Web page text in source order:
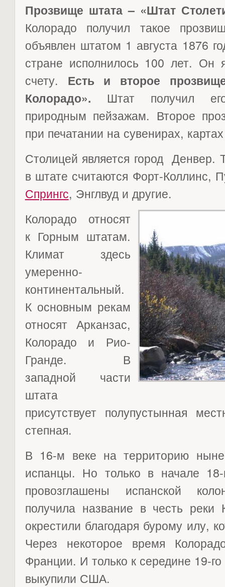
Прозвище штата – «Штат
Колорадо получил такое
объявлен штатом 1 августа 1876
стране исполнилось 100 лет. Он
счету. Есть и второе
Колорадо». Штат получил
природным пейзажам. Второе
при печатании на сувенирах,
Столицей является город Денвер.
в штате считаются Форт-Коллинс,
Спрингс, Энглвуд и другие.
Колорадо относят
к Горным штатам.
Климат здесь
умеренно-
континентальный.
К основным рекам
относят Арканзас,
Колорадо и Рио-
Гранде. В
западной части
штата
присутствует полупустынная
степная.
В 16-м веке на территорию
испанцы. Но только в начале
провозглашены испанской
получила название в честь реки
окрестили благодаря бурому илу,
Через некоторое время
Франции. И только к середине 19-
выкупили США.